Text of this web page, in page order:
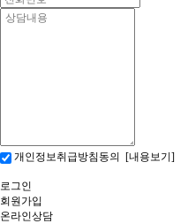
개인정보취급방침동의 [내용보기]
로그인
회원가입
온라인상담